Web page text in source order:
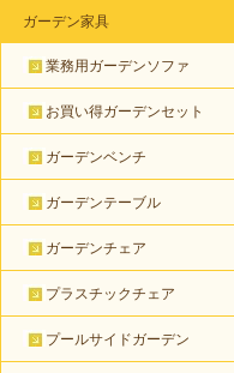
ガーデン家具
業務用ガーデンソファ
お買い得ガーデンセット
ガーデンベンチ
ガーデンテーブル
ガーデンチェア
プラスチックチェア
プールサイドガーデン